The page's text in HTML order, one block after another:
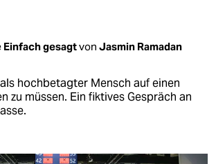
Einfach gesagtvon Jasmin Ramadan
hochbetagter Mensch auf einen
zu müssen. Ein fiktives Gespräch an